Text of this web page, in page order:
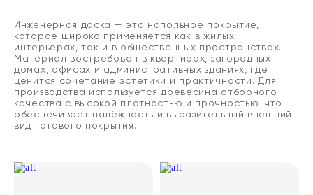
Инженерная доска — это напольное покрытие,
которое широко применяется как в жилых
интерьерах, так и в общественных пространствах.
Материал востребован в квартирах, загородных
домах, офисах и административных зданиях, где
ценится сочетание эстетики и практичности. Для
производства используется древесина отборного
качества с высокой плотностью и прочностью, что
обеспечивает надёжность и выразительный внешний
вид готового покрытия.